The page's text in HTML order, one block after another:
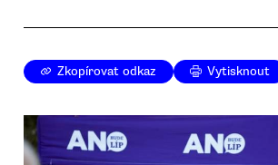
Zkopírovat odkaz Vytisknout